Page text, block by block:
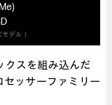
デル）
クスを組み込んだ
セッサーファミリー